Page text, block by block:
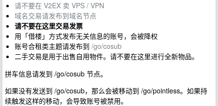
请不要在 V2EX 卖 VPS / VPN
域名交易请发布到域名节点
请不要在这里交易发票
用「借楼」方式发布无关信息的账号，会被降权
账号合租类主题请发布到 /go/cosub
二手交易是用于出售自用物件。请不要在这里进行全新物品。
拼车信息请发到 /go/cosub 节点。
如果没有发送到 /go/cosub，那么会被移动到 /go/pointless。如果持
续触发这样的移动，会导致账号被禁用。